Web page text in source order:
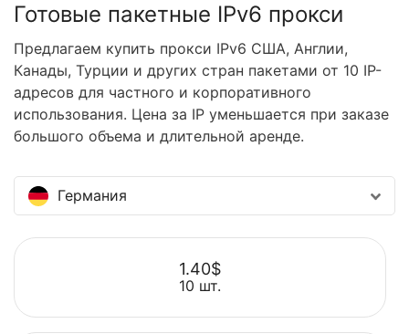
Готовые пакетные IPv6 прокси
Предлагаем купить прокси IPv6 CША, Англии,
Канады, Турции и других стран пакетами от 10 IP-
адресов для частного и корпоративного
использования. Цена за IP уменьшается при заказе
большого объема и длительной аренде.
Германия
1.40$
10 шт.